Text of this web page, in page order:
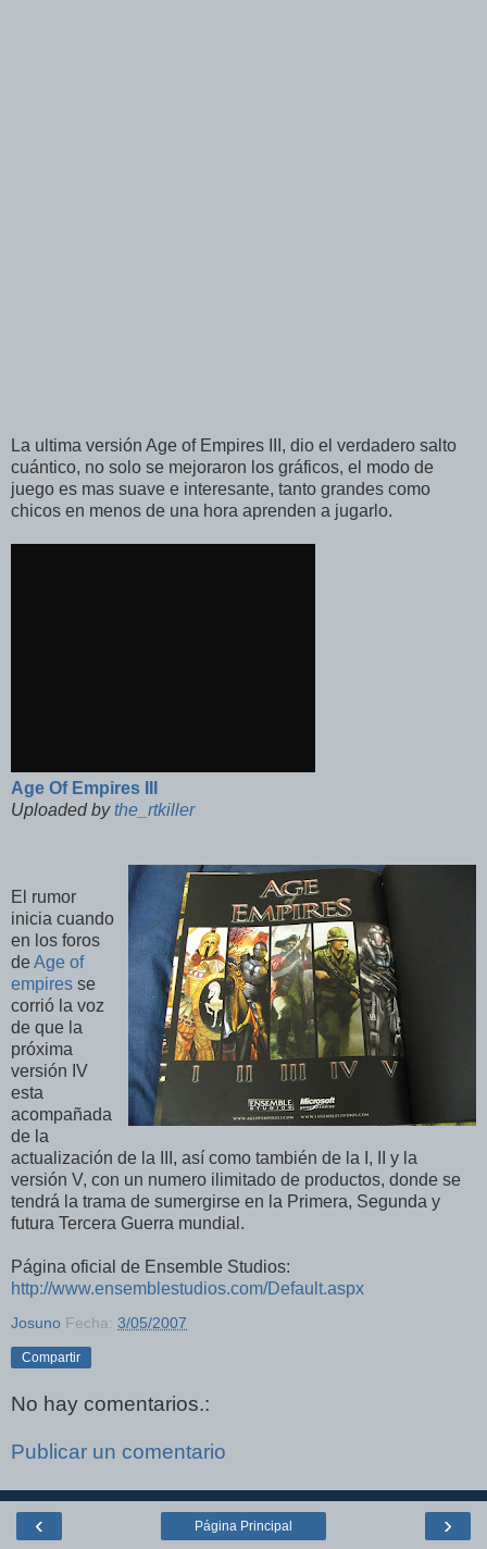
La ultima versión Age of Empires III, dio el verdadero salto
cuántico, no solo se mejoraron los gráficos, el modo de
juego es mas suave e interesante, tanto grandes como
chicos en menos de una hora aprenden a jugarlo.
Age Of Empires III
Uploaded bythe_rtkiller
El rumor
inicia cuando
en los foros
deAge of
empires se
corrió la voz
de que la
próxima
versión IV
esta
acompañada
de la
actualización de la III, así como también de la I, II y la
versión V, con un numero ilimitado de productos, donde se
tendrá la trama de sumergirse en la Primera, Segunda y
futura Tercera Guerra mundial.
Página oficial de Ensemble Studios:
http://www.ensemblestudios.com/Default.aspx
Josuno Fecha: 3/05/2007
Compartir
No hay comentarios.:
Publicar un comentario
‹ ›
Página Principal